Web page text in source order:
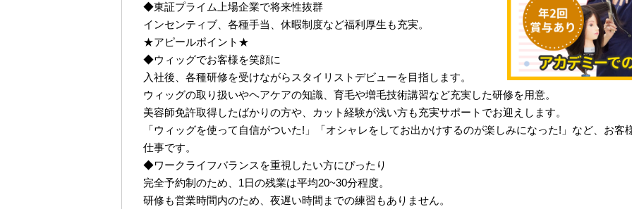
◆東証プライム上場企業で将来性抜群
インセンティブ、各種手当、休暇制度など福利厚生も充実。
★アピールポイント★
◆ウィッグでお客様を笑顔に
入社後、各種研修を受けながらスタイリストデビューを目指します。
ウィッグの取り扱いやヘアケアの知識、育毛や増毛技術講習など充実した研修を用意。
美容師免許取得したばかりの方や、カット経験が浅い方も充実サポートでお迎えします。
「ウィッグを使って自信がついた!」「オシャレをしてお出かけするのが楽しみになった!」など、お
仕事です。
◆ワークライフバランスを重視したい方にぴったり
完全予約制のため、1日の残業は平均20~30分程度。
研修も営業時間内のため、夜遅い時間までの練習もありません。